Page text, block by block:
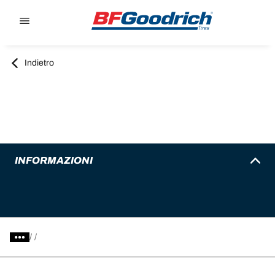
Indietro
INFORMAZIONI
/